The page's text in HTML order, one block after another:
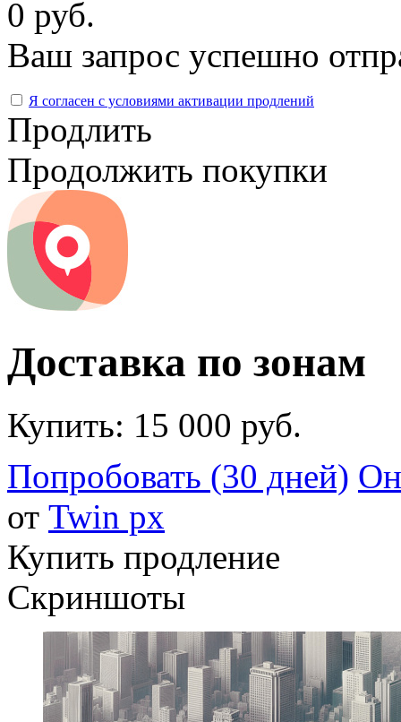
0 руб.
Ваш запрос успешно
Я согласен с условиями активации продлений
Продлить
Продолжить покупки
Доставка по зонам
Купить: 15 000 руб.
Попробовать (30 дней)
от Twin px
Купить продление
Скриншоты